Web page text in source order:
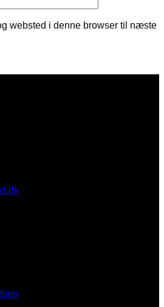
websted i denne browser til næste